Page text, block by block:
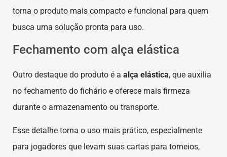
torna o produto mais compacto e funcional para quem
busca uma solução pronta para uso.
Fechamento com alça elástica
Outro destaque do produto é a alça elástica, que auxilia
no fechamento do fichário e oferece mais firmeza
durante o armazenamento ou transporte.
Esse detalhe torna o uso mais prático, especialmente
para jogadores que levam suas cartas para torneios,